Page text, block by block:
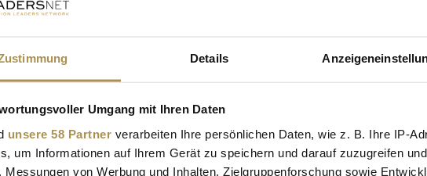
Details
Umgang mit Ihren Daten
unsere 58 Partner verarbeiten Ihre persönlichen Daten, wie z. B. Ihre IP-
um Informationen auf Ihrem Gerät zu speichern und darauf zuzugreifen
Messungen von Werbung und Inhalten, Zielgruppenforschung sowie
Advertisement